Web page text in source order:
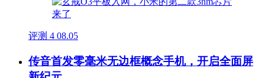
评测 4 08.05
传音首发零毫米无边框概念手机，开启全面屏